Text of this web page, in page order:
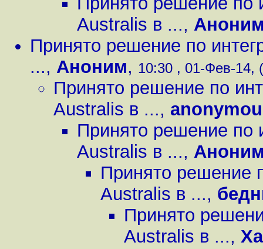
Australis в ...,
Принято решение по
..., Аноним, 10:30 , 01-Фев-14,
Принято решение по
Australis в ...,
Принято решение по
Australis в ...,
Принято решение
Australis в ...,
Принято
Australis в ...,